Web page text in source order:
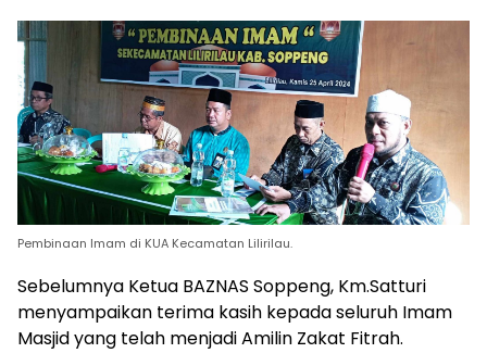
Pembinaan Imam di KUA Kecamatan Lilirilau.
Sebelumnya Ketua BAZNAS Soppeng, Km.Satturi
menyampaikan terima kasih kepada seluruh Imam
Masjid yang telah menjadi Amilin Zakat Fitrah.